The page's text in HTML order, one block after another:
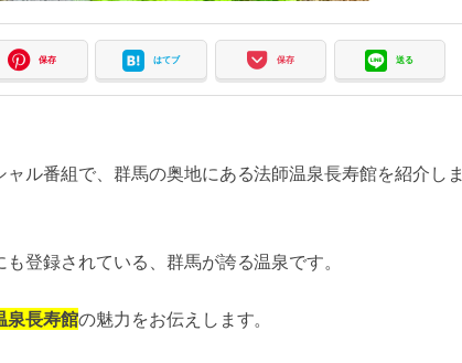
保存 はてブ 保存 送る
ル番組で、群馬の奥地にある法師温泉長寿館を紹介しま
登録されている、群馬が誇る温泉です。
泉長寿館の魅力をお伝えします。